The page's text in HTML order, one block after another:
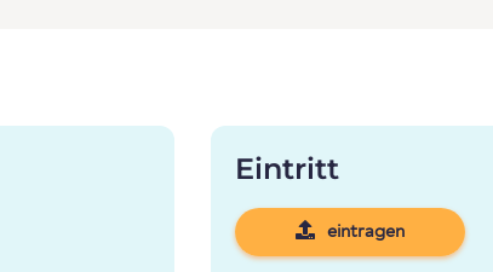
Eintritt
eintragen